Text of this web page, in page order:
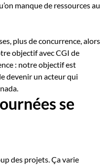
manque de ressources au
plus de concurrence, alors
objectif avec CGI de
: notre objectif est
devenir un acteur qui
se
des projets. Ça varie